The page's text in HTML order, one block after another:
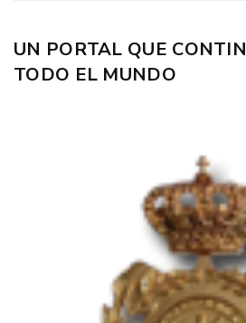
UN PORTAL QUE
TODO EL MUNDO